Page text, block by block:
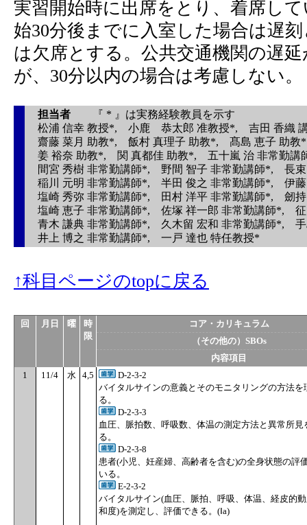
実習開始時に出席をとり、着席し
始30分後までに入室した場合は遅
は欠席とする。公共交通機関の遅
が、30分以内の場合は考慮しない。
担当者 『 * 』は実務経験教員を示す
松浦 信幸 教授*, 小鹿 恭太郎 准教授*, 吉田 香織
齋藤 菜月 助教*, 飯村 真理子 助教*, 髙島 恵子 助教*
姜 裕奈 助教*, 関 真都佳 助教*, 五十嵐 治 非常勤講
間宮 秀樹 非常勤講師*, 野間 智子 非常勤講師*, 長束
稲川 元明 非常勤講師*, 半田 俊之 非常勤講師*, 伊藤
塩崎 秀弥 非常勤講師*, 田村 洋平 非常勤講師*, 劒持
塩崎 恵子 非常勤講師*, 佐塚 祥一郎 非常勤講師*, 征
青木 謙典 非常勤講師*, 久木留 宏和 非常勤講師*, 手
井上 博之 非常勤講師*, 一戸 達也 特任教授*
↑科目ページのtopに戻る
回 月日 曜
時
限
コア・カリキュラム
（その他の）SBOs
内容項目
1
11/4 水 4,5
D-2-3-2
バイタルサインの意義とそのモニタリングの方法を
る。
D-2-3-3
血圧、脈拍数、呼吸数、体温の測定方法と異常所見
る。
D-2-3-8
患者(小児、妊産婦、高齢者を含む)の全身状態の評
いる。
E-2-3-2
バイタルサイン(血圧、脈拍、呼吸、体温、経皮的
和度)を測定し、評価できる。(Ⅰa)